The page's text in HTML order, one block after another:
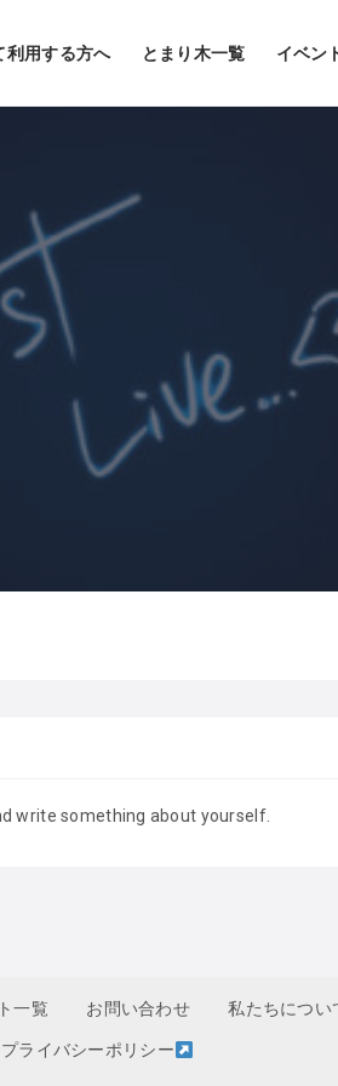
利用する方へ とまり木一覧 イベン
write something about yourself.
一覧 お問い合わせ 私たちについ
プライバシーポリシー